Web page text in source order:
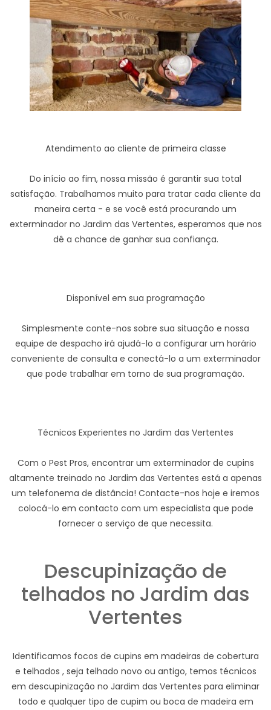
Atendimento ao cliente de primeira classe
Do início ao fim, nossa missão é garantir sua total
satisfação. Trabalhamos muito para tratar cada cliente da
maneira certa - e se você está procurando um
exterminador no Jardim das Vertentes, esperamos que nos
dê a chance de ganhar sua confiança.
Disponível em sua programação
Simplesmente conte-nos sobre sua situação e nossa
equipe de despacho irá ajudá-lo a configurar um horário
conveniente de consulta e conectá-lo a um exterminador
que pode trabalhar em torno de sua programação.
Técnicos Experientes no Jardim das Vertentes
Com o Pest Pros, encontrar um exterminador de cupins
altamente treinado no Jardim das Vertentes está a apenas
um telefonema de distância! Contacte-nos hoje e iremos
colocá-lo em contacto com um especialista que pode
fornecer o serviço de que necessita.
Descupinização de
telhados no Jardim das
Vertentes
Identificamos focos de cupins em madeiras de cobertura
e telhados , seja telhado novo ou antigo, temos técnicos
em descupinização no Jardim das Vertentes para eliminar
todo e qualquer tipo de cupim ou boca de madeira em